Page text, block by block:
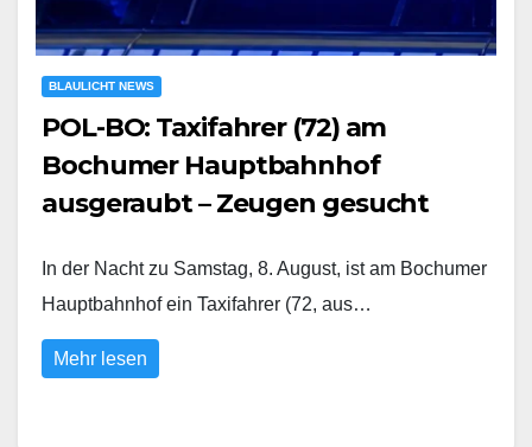
BLAULICHT NEWS
POL-BO: Taxifahrer (72) am
Bochumer Hauptbahnhof
ausgeraubt – Zeugen gesucht
In der Nacht zu Samstag, 8. August, ist am Bochumer
Hauptbahnhof ein Taxifahrer (72, aus…
Mehr lesen